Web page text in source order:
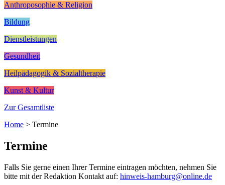
Anthroposophie & Religion
Bildung
Dienstleistungen
Gesundheit
Heilpädagogik & Sozialtherapie
Kunst & Kultur
Zur Gesamtliste
Home > Termine
Termine
Falls Sie gerne einen Ihrer Termine eintragen möchten, nehmen Sie
bitte mit der Redaktion Kontakt auf: hinweis-hamburg@online.de